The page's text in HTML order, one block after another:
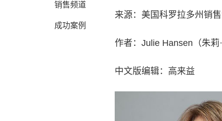
销售频道
成功案例
来源：美国科罗拉多州销
作者：Julie Hansen（朱莉
中文版编辑：高来益